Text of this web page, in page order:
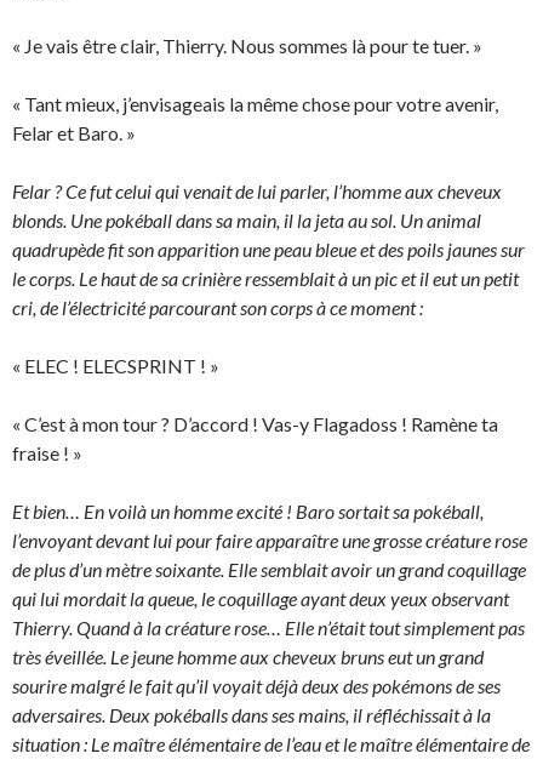
« Je vais être clair, Thierry. Nous sommes là pour te tuer. »
« Tant mieux, j’envisageais la même chose pour votre avenir,
Felar et Baro. »
Felar ? Ce fut celui qui venait de lui parler, l’homme aux cheveux
blonds. Une pokéball dans sa main, il la jeta au sol. Un animal
quadrupède fit son apparition une peau bleue et des poils jaunes sur
le corps. Le haut de sa crinière ressemblait à un pic et il eut un petit
cri, de l’électricité parcourant son corps à ce moment :
« ELEC ! ELECSPRINT ! »
« C’est à mon tour ? D’accord ! Vas-y Flagadoss ! Ramène ta
fraise ! »
Et bien… En voilà un homme excité ! Baro sortait sa pokéball,
l’envoyant devant lui pour faire apparaître une grosse créature rose
de plus d’un mètre soixante. Elle semblait avoir un grand coquillage
qui lui mordait la queue, le coquillage ayant deux yeux observant
Thierry. Quand à la créature rose… Elle n’était tout simplement pas
très éveillée. Le jeune homme aux cheveux bruns eut un grand
sourire malgré le fait qu’il voyait déjà deux des pokémons de ses
adversaires. Deux pokéballs dans ses mains, il réfléchissait à la
situation : Le maître élémentaire de l’eau et le maître élémentaire de